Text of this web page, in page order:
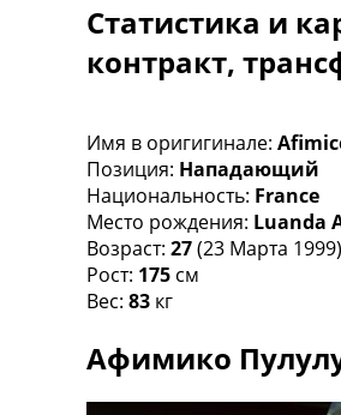
Англия.
Испания. Ла
Другие Турниры
Таблицы групп
Украина.
Украина. Первая
Лига
Англия.
Испания. Ла Лига
Рейтинг стран
Рейтинг клубов
Рейтинг ФИФА
Статистика и
контракт,
Имя в оригигинале:
Позиция: Нападающий
Национальность: France
Место рождения: Luanda
Возраст: 27(23 Марта 1999)
Рост: 175 см
Вес: 83 кг
Афимико